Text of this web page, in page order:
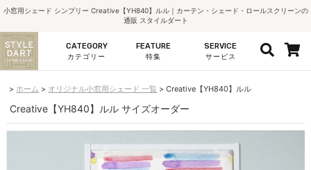
小窓用シェード シンプリー Creative【YH840】ルル｜カーテン・シェード・ロールスクリーンの
通販 スタイルダート
CATEGORY
カテゴリー
FEATURE
特集
SERVICE
サービス
ホーム オリジナル小窓用シェード 一覧 Creative【YH840】ルル
Creative【YH840】ルル サイズオーダー